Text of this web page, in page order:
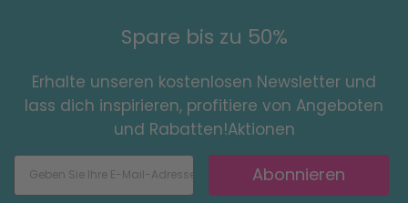
Spare bis zu 50%
Erhalte unseren kostenlosen Newsletter und
lass dich inspirieren, profitiere von Angeboten
und Rabatten!Aktionen
Abonnieren